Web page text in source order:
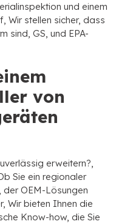
und einem
Wir stellen sicher, dass
sind, GS, und EPA-
von
erweitern?,
Sie ein regionaler
der OEM-Lösungen
Wir bieten Ihnen die
Know-how, die Sie